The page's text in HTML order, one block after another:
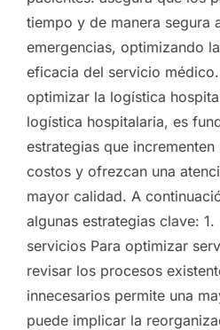
tiempo y de manera segura
emergencias, optimizando
eficacia del servicio
optimizar la logística
logística hospitalaria, es
estrategias que
costos y ofrezcan una
mayor calidad. A
algunas estrategias clave:
servicios Para optimizar
revisar los procesos
innecesarios permite una
puede implicar la